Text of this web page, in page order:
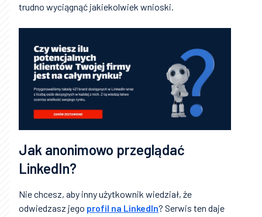
trudno wyciągnąć jakiekolwiek wnioski.
Jak anonimowo przeglądać
LinkedIn?
Nie chcesz, aby inny użytkownik wiedział, że
odwiedzasz jego profil na LinkedIn? Serwis ten daje